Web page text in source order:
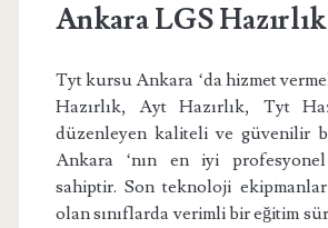
Ankara LGS
Tyt kursu Ankara ‘da hizmet
Hazırlık, Ayt Hazırlık, Tyt
düzenleyen kaliteli ve güvenilir
Ankara ‘nın en iyi profesyonel
sahiptir. Son teknoloji ekipmanlar
olan sınıflarda verimli bir eğitim